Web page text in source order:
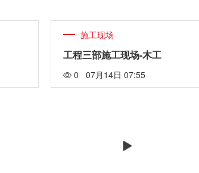
施工现场
工程三部施工现场-木工
0 07月14日 07:55